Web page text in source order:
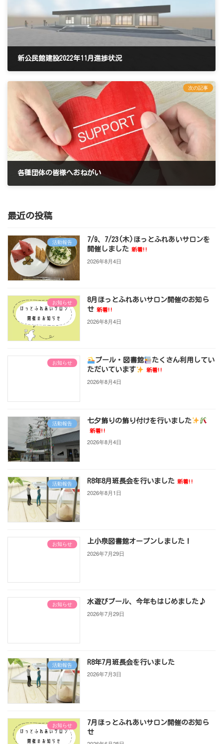
新公民館建設2022年11月進捗状況
次の記事
各種団体の皆様へおねがい
最近の投稿
活動報告
7/9、7/23(木)ほっとふれあいサロンを
開催しました 新着!!
2026年8月4日
お知らせ
8月ほっとふれあいサロン開催のお知ら
せ 新着!!
2026年8月4日
お知らせ プール・図書館
たくさん利用してい
ただいています
新着!!
2026年8月4日
活動報告 七夕飾りの飾り付けを行いました
新着!!
2026年8月4日
活動報告 R8年8月班長会を行いました 新着!!
2026年8月1日
お知らせ 上小泉図書館オープンしました！
2026年7月29日
お知らせ 水遊びプール、今年もはじめました♪
2026年7月29日
活動報告 R8年7月班長会を行いました
2026年7月3日
お知らせ
7月ほっとふれあいサロン開催のお知ら
せ